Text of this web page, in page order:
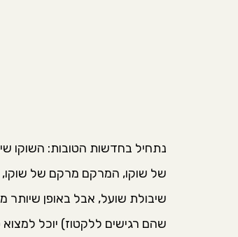
נתחיל בחדשות הטובות: השוקו
של שוקו, המרקם מרקם של שוקו,
שיבולת שועל, אבל באופן שיותר
שהם רגישים ללקטוז) יוכל